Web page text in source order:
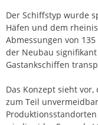
Der Schiffstyp wurde
Häfen und dem
Abmessungen von
der Neubau
Gastankschiffen
Das Konzept sieht
zum Teil